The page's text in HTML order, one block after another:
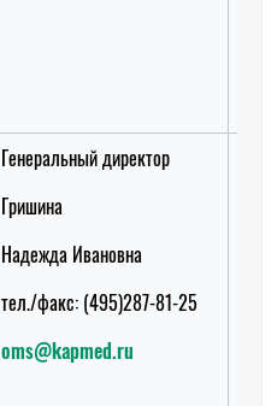
Генеральный директор
Гришина
Надежда Ивановна
тел./факс: (495)287-81-25
oms@kapmed.ru